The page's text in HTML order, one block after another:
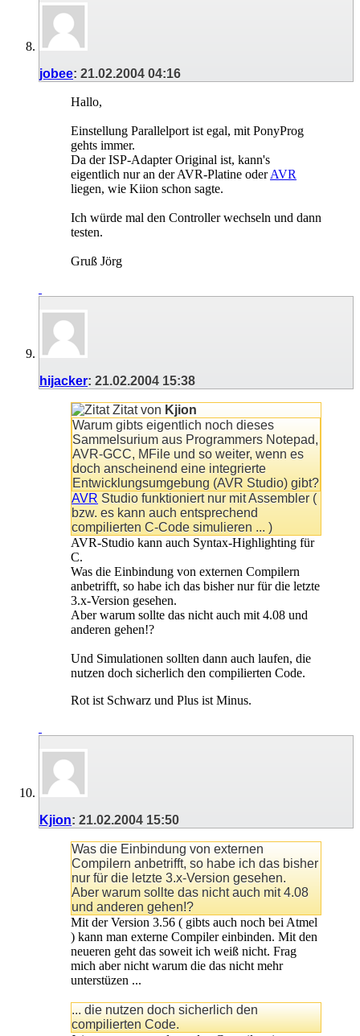
jobee: 21.02.2004 04:16
Hallo,
Einstellung Parallelport ist egal, mit PonyProg
gehts immer.
Da der ISP-Adapter Original ist, kann's
eigentlich nur an der AVR-Platine oderAVR
liegen, wie Kiion schon sagte.
Ich würde mal den Controller wechseln und dann
testen.
Gruß Jörg
hijacker: 21.02.2004 15:38
Zitat von Kjion
Warum gibts eigentlich noch dieses
Sammelsurium aus Programmers Notepad,
AVR-GCC, MFile und so weiter, wenn es
doch anscheinend eine integrierte
Entwicklungsumgebung (AVR Studio) gibt?
AVR Studio funktioniert nur mit Assembler (
bzw. es kann auch entsprechend
compilierten C-Code simulieren ... )
AVR-Studio kann auch Syntax-Highlighting für
C.
Was die Einbindung von externen Compilern
anbetrifft, so habe ich das bisher nur für die letzte
3.x-Version gesehen.
Aber warum sollte das nicht auch mit 4.08 und
anderen gehen!?
Und Simulationen sollten dann auch laufen, die
nutzen doch sicherlich den compilierten Code.
Rot ist Schwarz und Plus ist Minus.
Kjion: 21.02.2004 15:50
Was die Einbindung von externen
Compilern anbetrifft, so habe ich das bisher
nur für die letzte 3.x-Version gesehen.
Aber warum sollte das nicht auch mit 4.08
und anderen gehen!?
Mit der Version 3.56 ( gibts auch noch bei Atmel
) kann man externe Compiler einbinden. Mit den
neueren geht das soweit ich weiß nicht. Frag
mich aber nicht warum die das nicht mehr
unterstüzen ...
... die nutzen doch sicherlich den
compilierten Code.